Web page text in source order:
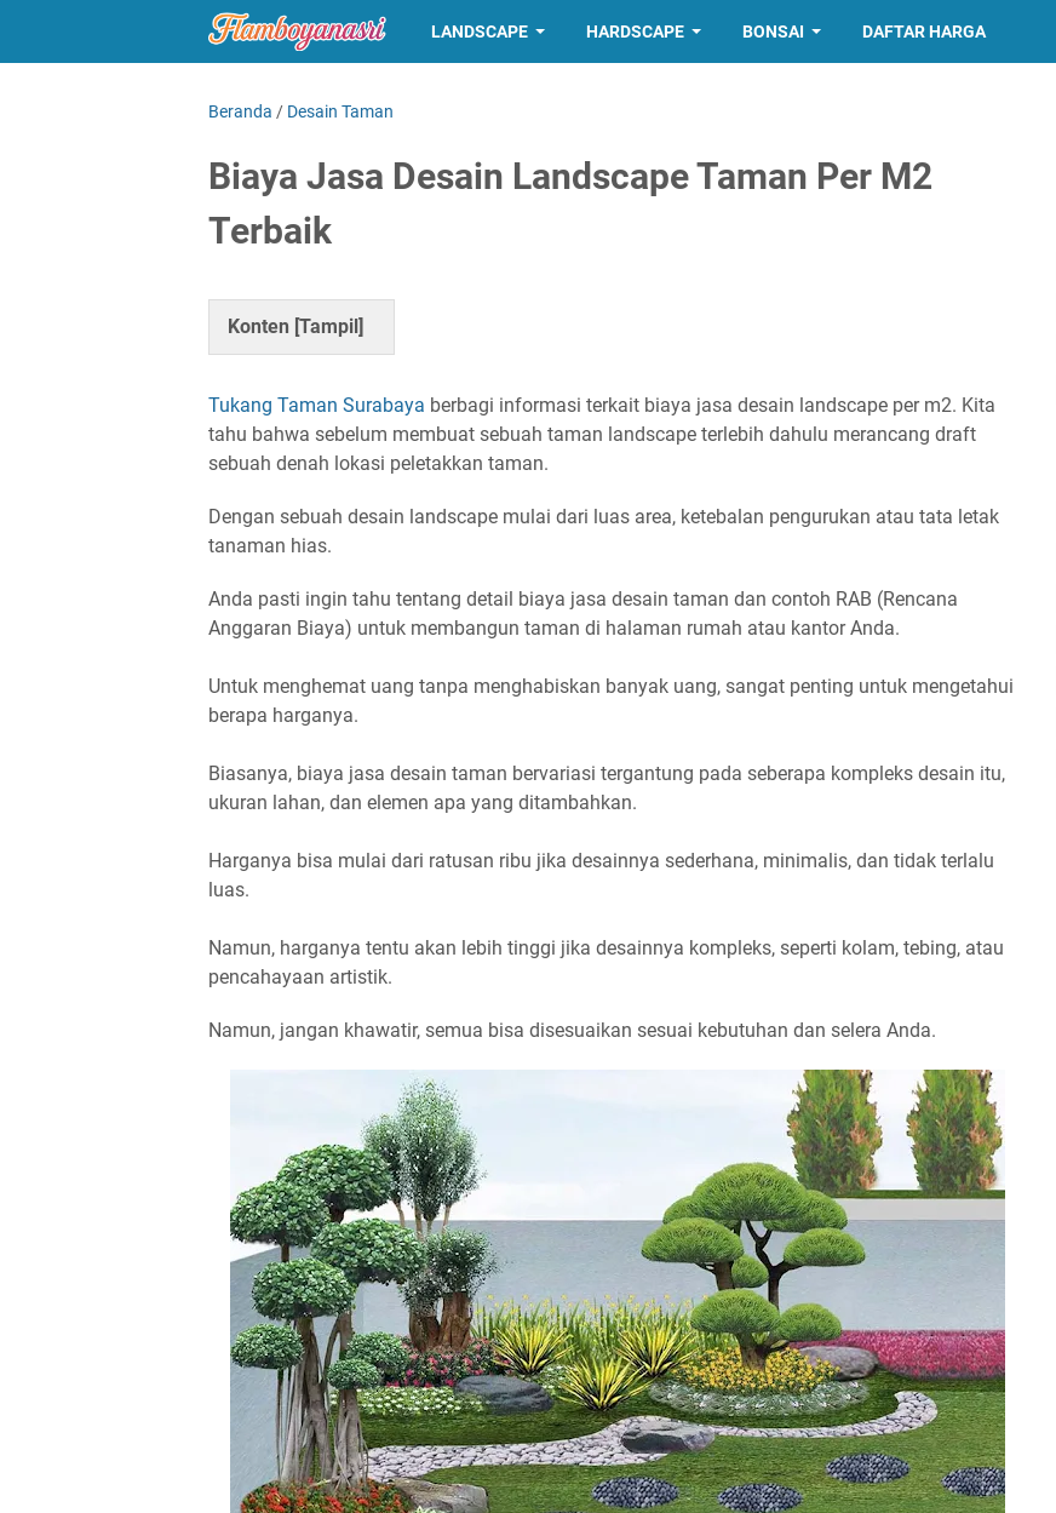
LANDSCAPE HARDSCAPE BONSAI DAFTAR HARGA
Beranda / Desain Taman
Biaya Jasa Desain Landscape Taman Per M2
Terbaik
Konten [Tampil]
Tukang Taman Surabaya berbagi informasi terkait biaya jasa desain landscape per m2. Kita
tahu bahwa sebelum membuat sebuah taman landscape terlebih dahulu merancang draft
sebuah denah lokasi peletakkan taman.
Dengan sebuah desain landscape mulai dari luas area, ketebalan pengurukan atau tata letak
tanaman hias.
Anda pasti ingin tahu tentang detail biaya jasa desain taman dan contoh RAB (Rencana
Anggaran Biaya) untuk membangun taman di halaman rumah atau kantor Anda.
Untuk menghemat uang tanpa menghabiskan banyak uang, sangat penting untuk mengetahui
berapa harganya.
Biasanya, biaya jasa desain taman bervariasi tergantung pada seberapa kompleks desain itu,
ukuran lahan, dan elemen apa yang ditambahkan.
Harganya bisa mulai dari ratusan ribu jika desainnya sederhana, minimalis, dan tidak terlalu
luas.
Namun, harganya tentu akan lebih tinggi jika desainnya kompleks, seperti kolam, tebing, atau
pencahayaan artistik.
Namun, jangan khawatir, semua bisa disesuaikan sesuai kebutuhan dan selera Anda.